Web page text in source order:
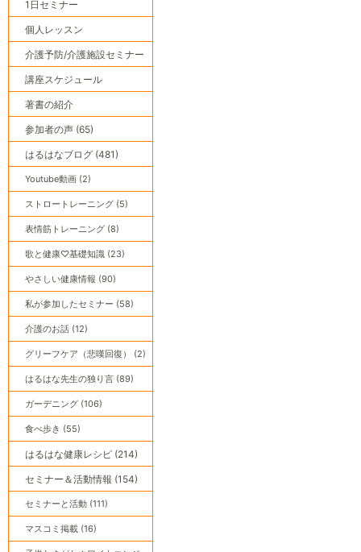
1日セミナー
個人レッスン
介護予防/介護施設セミナー
講座スケジュール
著書の紹介
参加者の声 (65)
はるはなブログ (481)
Youtube動画 (2)
ストロートレーニング (5)
表情筋トレーニング (8)
歌と健康♡基礎知識 (23)
やさしい健康情報 (90)
私が参加したセミナー (58)
介護のお話 (12)
グリーフケア（悲嘆回復） (2)
はるはな先生の独り言 (89)
ガーデニング (106)
食べ歩き (55)
はるはな健康レシピ (214)
セミナー＆活動情報 (154)
セミナーと活動 (111)
マスコミ掲載 (16)